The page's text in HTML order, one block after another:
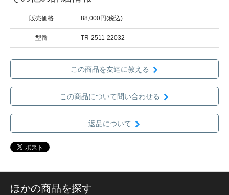
販売価格 88,000円(税込)
型番 TR-2511-22032
この商品を友達に教える
この商品について問い合わせる
返品について
ほかの商品を探す